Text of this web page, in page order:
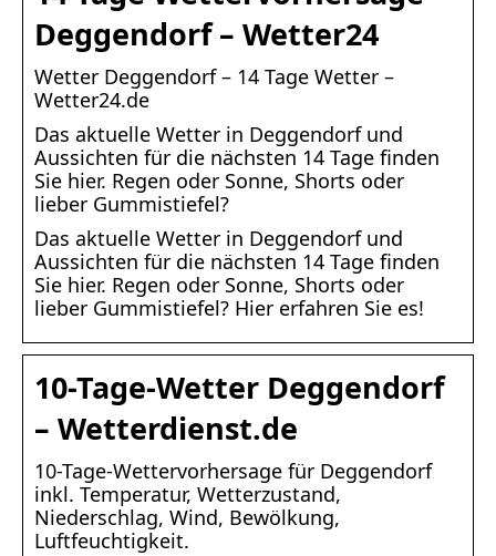
Deggendorf – Wetter24
Wetter Deggendorf – 14 Tage Wetter –
Wetter24.de
Das aktuelle Wetter in Deggendorf und
Aussichten für die nächsten 14 Tage finden
Sie hier. Regen oder Sonne, Shorts oder
lieber Gummistiefel?
Das aktuelle Wetter in Deggendorf und
Aussichten für die nächsten 14 Tage finden
Sie hier. Regen oder Sonne, Shorts oder
lieber Gummistiefel? Hier erfahren Sie es!
10-Tage-Wetter Deggendorf
– Wetterdienst.de
10-Tage-Wettervorhersage für Deggendorf
inkl. Temperatur, Wetterzustand,
Niederschlag, Wind, Bewölkung,
Luftfeuchtigkeit.